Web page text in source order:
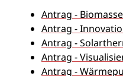
Antrag - Biomasse
Antrag -
Antrag -
Antrag -
Antrag -